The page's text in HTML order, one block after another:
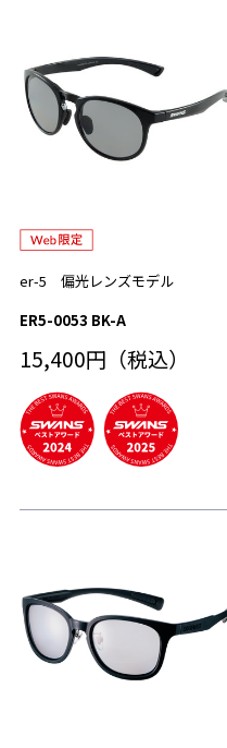
er-5 偏光レンズモデル
ER5-0053 BK-A
15,400円（税込）